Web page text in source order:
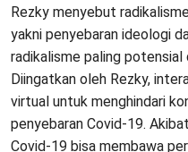
Rezky menyebut
yakni penyebaran ideologi
radikalisme paling potensial
Diingatkan oleh Rezky,
virtual untuk menghindari
penyebaran Covid-19.
Covid-19 bisa membawa